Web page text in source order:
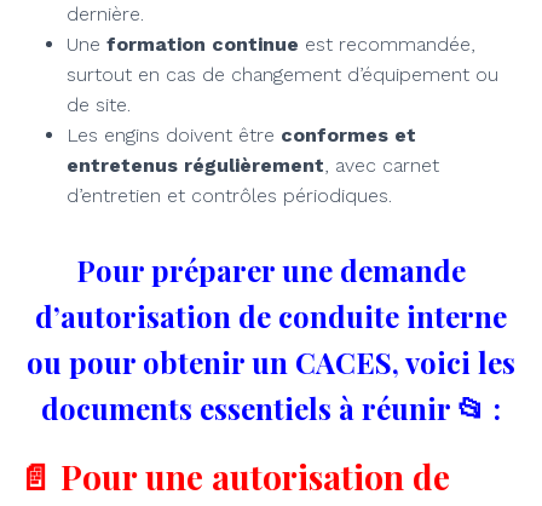
dernière.
Une formation continue est recommandée,
surtout en cas de changement d’équipement ou
de site.
Les engins doivent être conformes et
entretenus régulièrement, avec carnet
d’entretien et contrôles périodiques.
Pour préparer une demande
d’autorisation de conduite interne
ou pour obtenir un CACES, voici les
documents essentiels à réunir 📂 :
📄 Pour une autorisation de